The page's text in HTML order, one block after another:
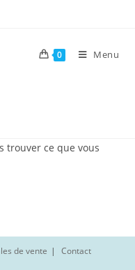
0 Menu
trouver ce que vous
de vente Contact